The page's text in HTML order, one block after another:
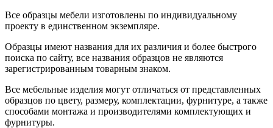
Все образцы мебели изготовлены по индивидуальному
проекту в единственном экземпляре.
Образцы имеют названия для их различия и более быстрого
поиска по сайту, все названия образцов не являются
зарегистрированным товарным знаком.
Все мебельные изделия могут отличаться от представленных
образцов по цвету, размеру, комплектации, фурнитуре, а также
способами монтажа и производителями комплектующих и
фурнитуры.